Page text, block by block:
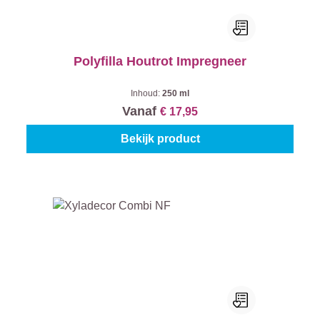
Polyfilla Houtrot Impregneer
Inhoud: 250 ml
Vanaf € 17,95
Bekijk product